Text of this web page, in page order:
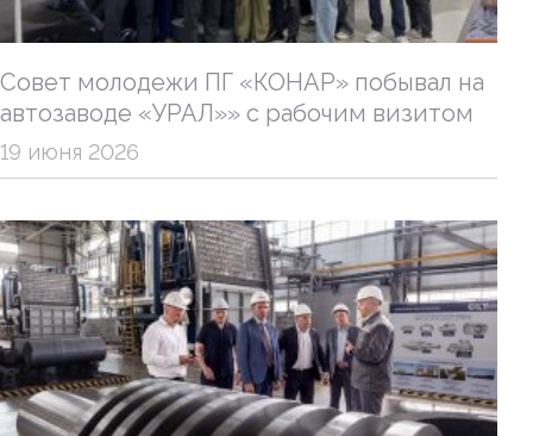
Совет молодежи ПГ «КОНАР» побывал на
автозаводе «УРАЛ»» с рабочим визитом
19 июня 2026